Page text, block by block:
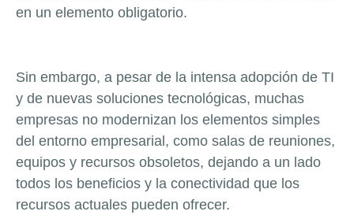
en un elemento obligatorio.
Sin embargo, a pesar de la intensa adopción de TI
y de nuevas soluciones tecnológicas, muchas
empresas no modernizan los elementos simples
del entorno empresarial, como salas de reuniones,
equipos y recursos obsoletos, dejando a un lado
todos los beneficios y la conectividad que los
recursos actuales pueden ofrecer.